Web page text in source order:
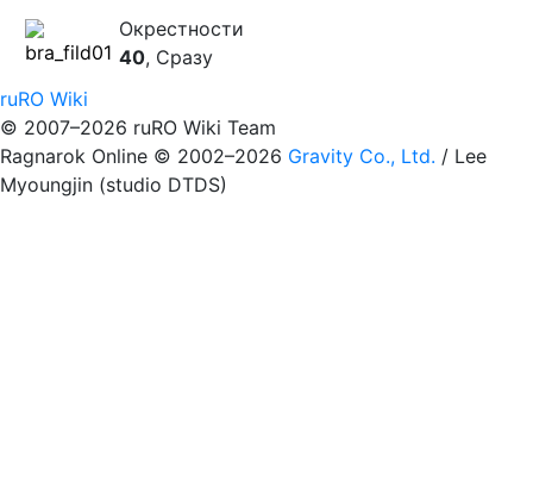
Окрестности
40, Сразу
ruRO Wiki
© 2007–2026 ruRO Wiki Team
Ragnarok Online © 2002–2026 Gravity Co., Ltd. / Lee
Myoungjin (studio DTDS)